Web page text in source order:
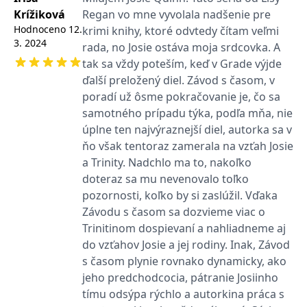
Krížiková
Hodnoceno 12.
3. 2024
Regan vo mne vyvolala nadšenie pre
krimi knihy, ktoré odvtedy čítam veľmi
rada, no Josie ostáva moja srdcovka. A
tak sa vždy poteším, keď v Grade výjde
ďalší preložený diel. Závod s časom, v
poradí už ôsme pokračovanie je, čo sa
samotného prípadu týka, podľa mňa, nie
úplne ten najvýraznejší diel, autorka sa v
ňo však tentoraz zamerala na vzťah Josie
a Trinity. Nadchlo ma to, nakoľko
doteraz sa mu nevenovalo toľko
pozornosti, koľko by si zaslúžil. Vďaka
Závodu s časom sa dozvieme viac o
Trinitinom dospievaní a nahliadneme aj
do vzťahov Josie a jej rodiny. Inak, Závod
s časom plynie rovnako dynamicky, ako
jeho predchodcocia, pátranie Josiinho
tímu odsýpa rýchlo a autorkina práca s
se měly zobrazovat a
které by mohly být
relevantní pro
koncového uživatele,
který si prohlíží web.
MUID
Microsoft
Corporation
.clarity.ms
1 rok
Tento soubor cookie je v
používán jako jedinečný
identifikátor uživatele.
Lze jej nastavit pomocí
vložených skriptů
Microsoft. Široce se věří,
že se synchronizuje s
mnoha různými
doménami společnosti
Microsoft, což umožňuje
sledování uživatelů.
Toto je velmi běžný
název souboru cookie,
ale pokud je nalezen
jako soubor cookie
relace, bude
jako pro správu stavu
relace.
Google LLC
.grada.cz
3 měsíce
Tento soubor cookie
nastavuje společnost
Doubleclick a provádí
informace o tom, jak